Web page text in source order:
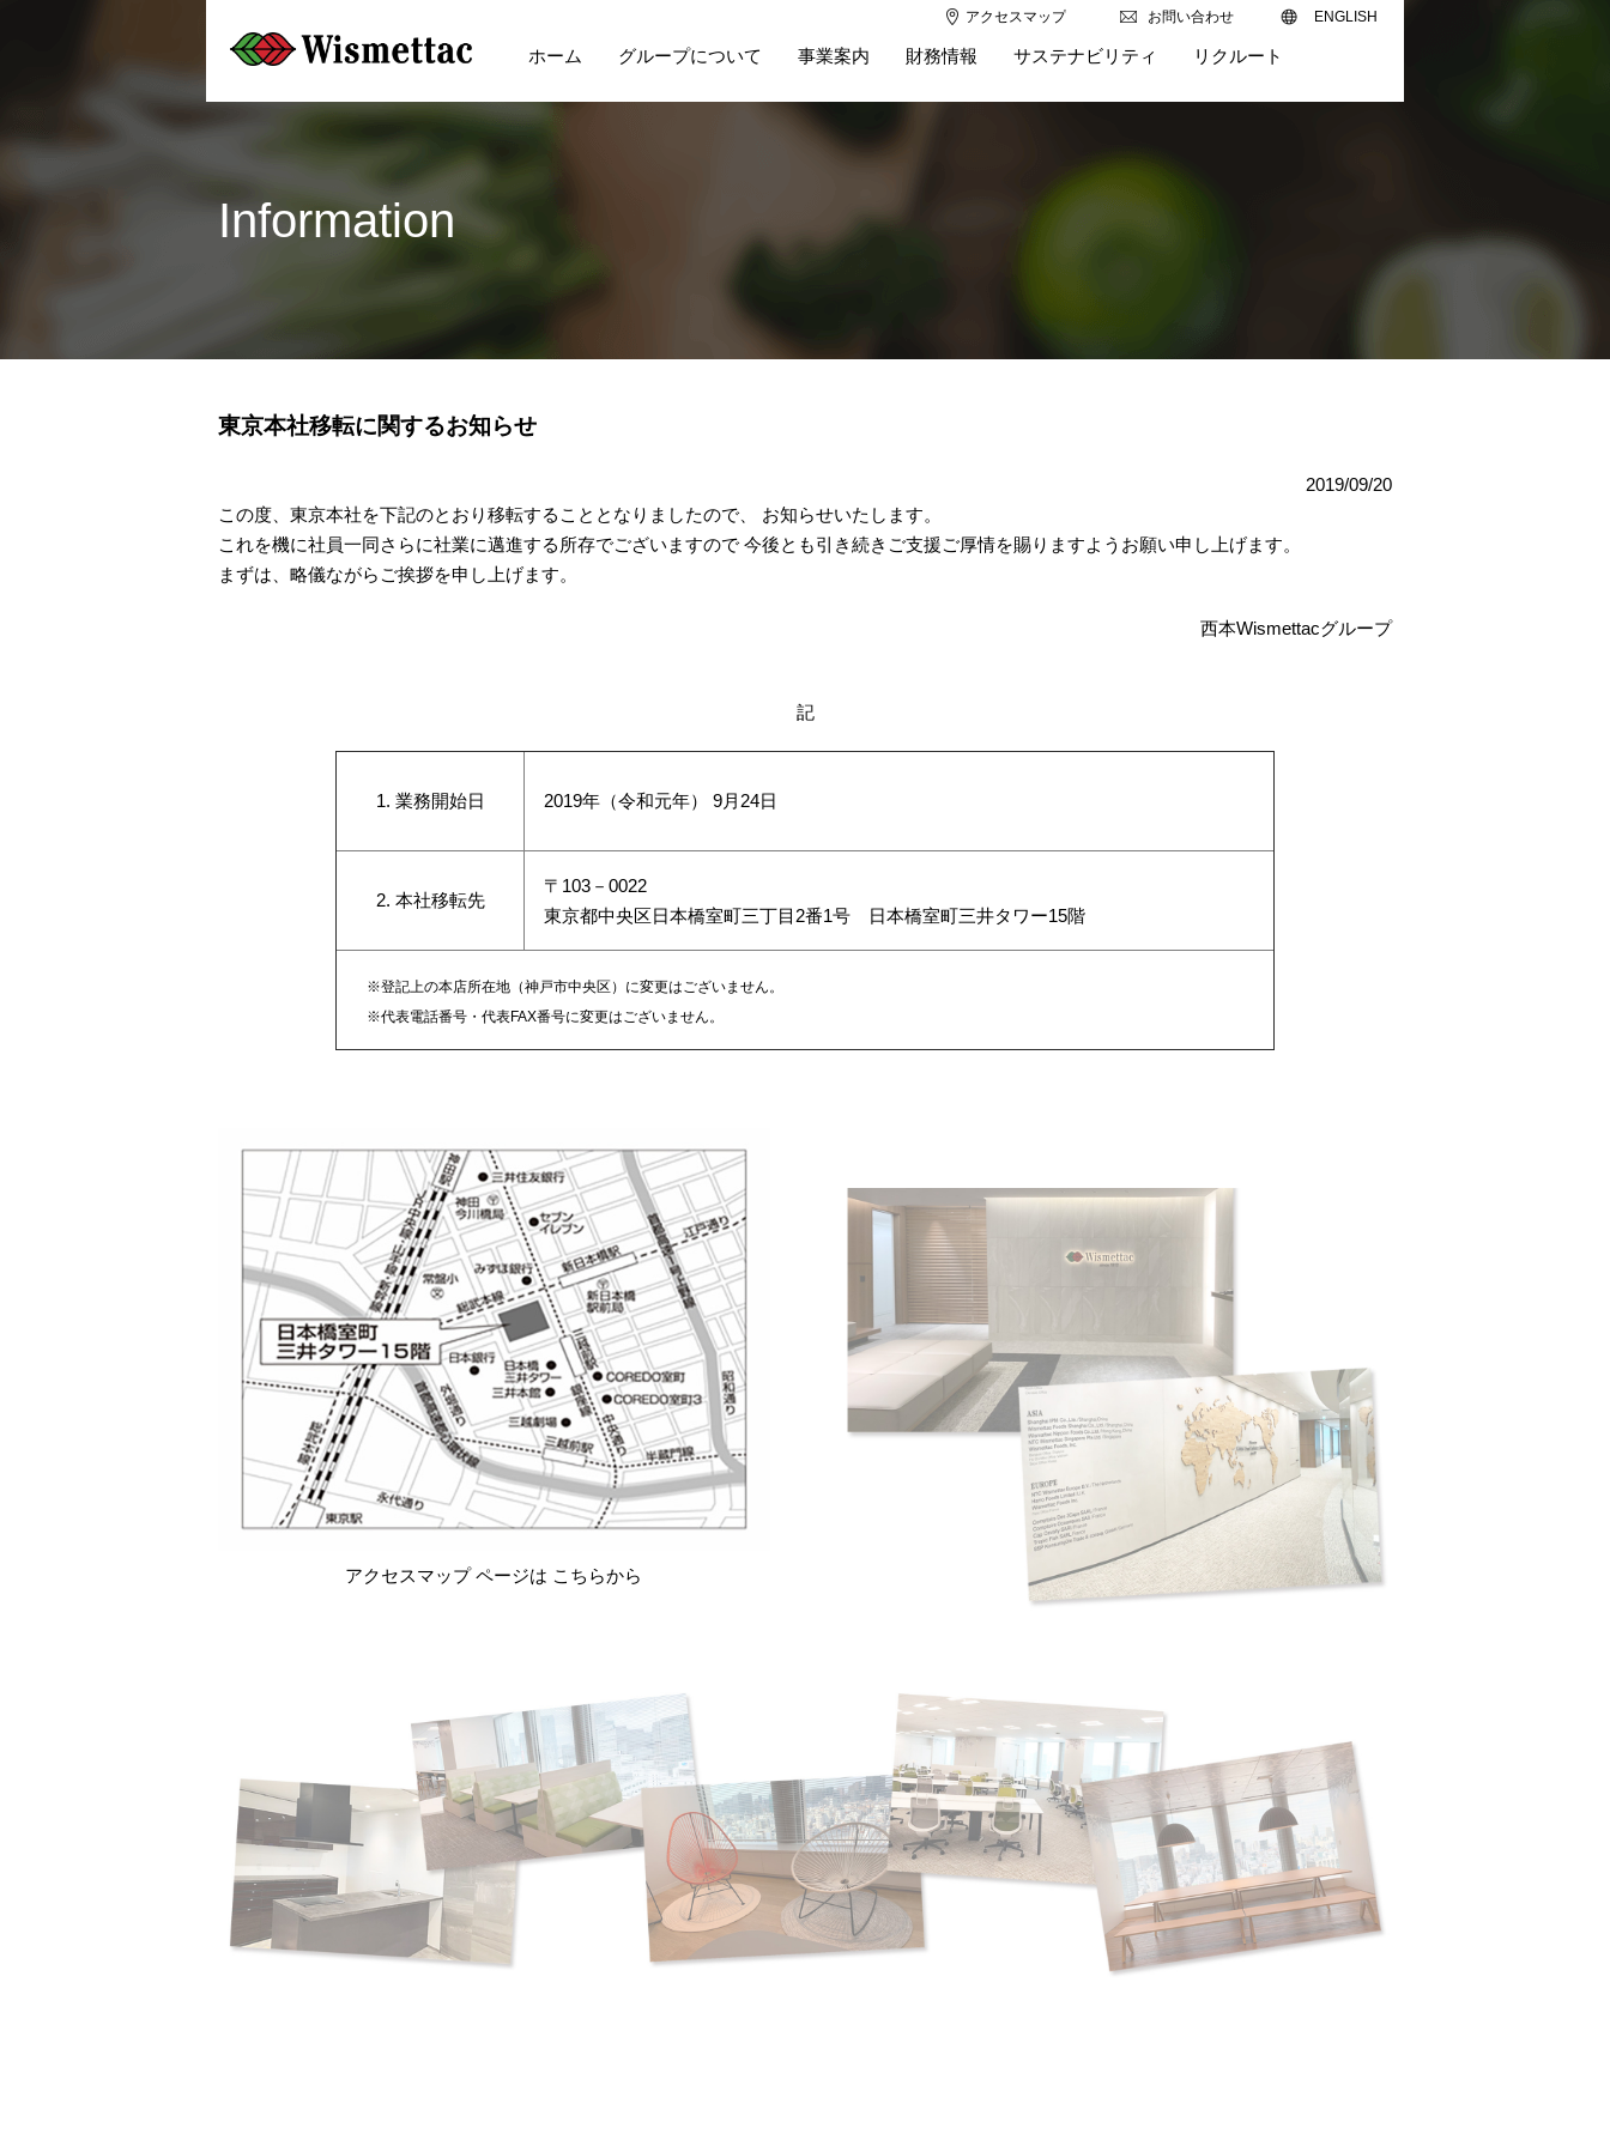
ホーム グループについて 事業案内 財務情報 サステナビリティ リクルート
お問い合わせ
アクセスマップ ENGLISH
Information
東京本社移転に関するお知らせ
2019/09/20
この度、東京本社を下記のとおり移転することとなりましたので、 お知らせいたします。
これを機に社員一同さらに社業に邁進する所存でございますので 今後とも引き続きご支援ご厚情を賜りますようお願い申し上げます。
まずは、略儀ながらご挨拶を申し上げます。
西本Wismettacグループ
記
1. 業務開始日 2019年（令和元年） 9月24日
2. 本社移転先
〒103－0022
東京都中央区日本橋室町三丁目2番1号 日本橋室町三井タワー15階
※登記上の本店所在地（神戸市中央区）に変更はございません。
※代表電話番号・代表FAX番号に変更はございません。
アクセスマップ ページは こちらから